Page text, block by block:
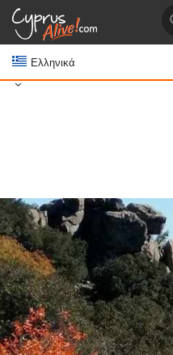
Ελληνικά